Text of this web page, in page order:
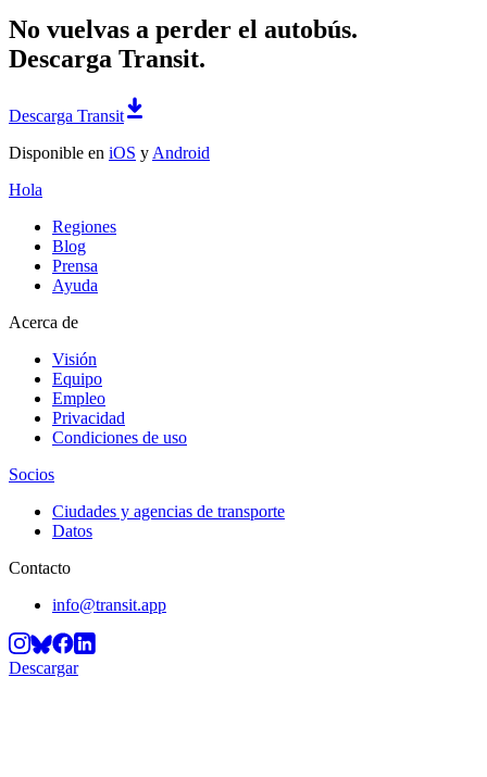
No vuelvas a perder el autobús.
Descarga Transit.
Descarga Transit
Disponible en iOS y Android
Hola
Regiones
Blog
Prensa
Ayuda
Acerca de
Visión
Equipo
Empleo
Privacidad
Condiciones de uso
Socios
Ciudades y agencias de transporte
Datos
Contacto
info@transit.app
Descargar